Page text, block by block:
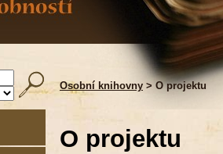
Osobní knihovny > O projektu
O projektu